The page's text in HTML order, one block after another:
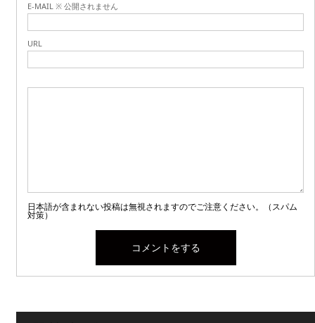
E-MAIL ※ 公開されません
URL
日本語が含まれない投稿は無視されますのでご注意ください。（スパム
対策）